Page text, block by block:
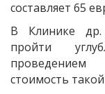
составляет 65
В Клинике др.
пройти
проведением
стоимость